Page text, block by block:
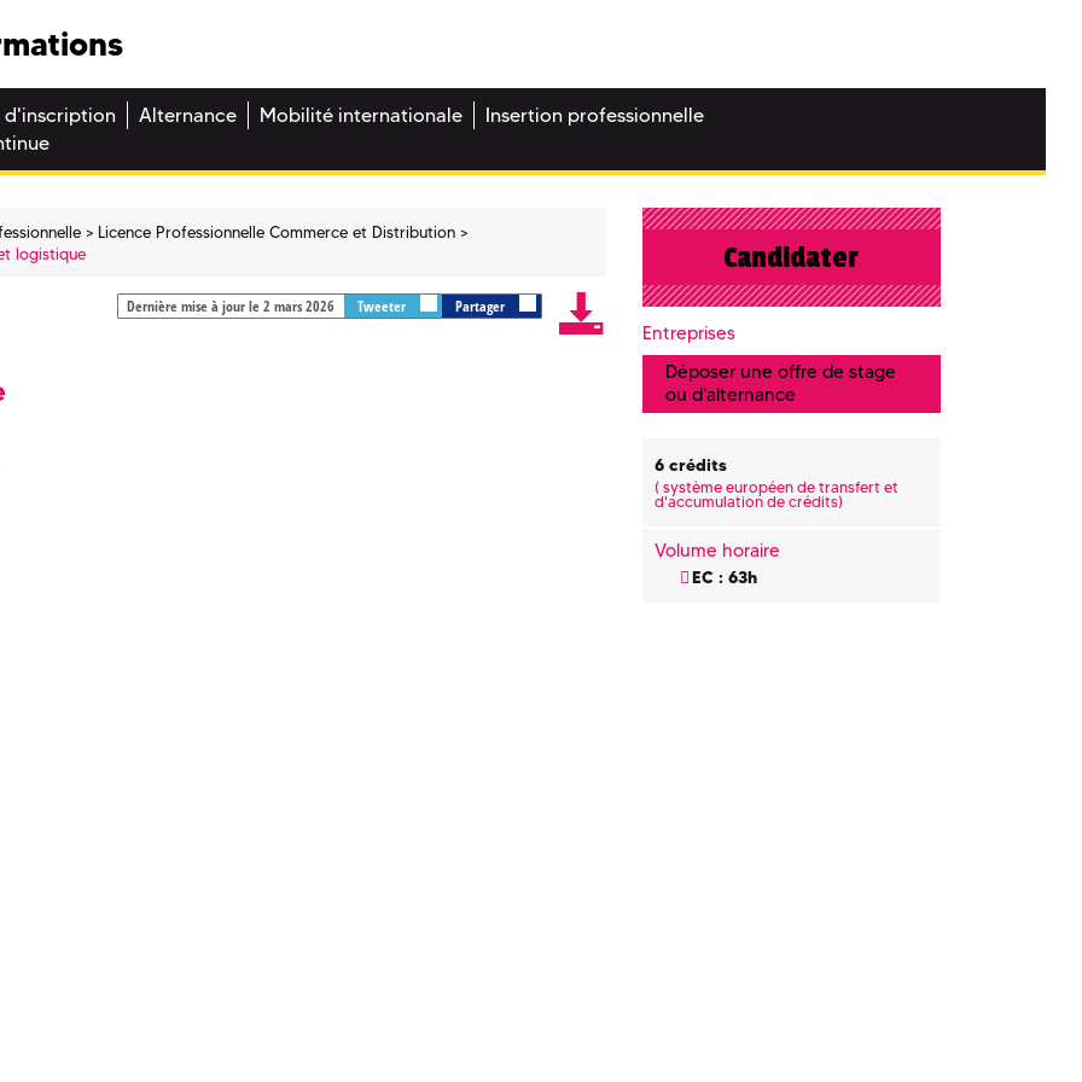
d'inscription Alternance Mobilité internationale
Insertion professionnelle
Licence Professionnelle Commerce et Distribution
logistique
Dernière mise à jour le 2 mars 2026 Tweeter Partager
Candidater
Entreprises
Déposer une offre de stage
ou d'alternance
6 crédits
(système européen de transfert et
d'accumulation de crédits)
Volume horaire
EC : 63h